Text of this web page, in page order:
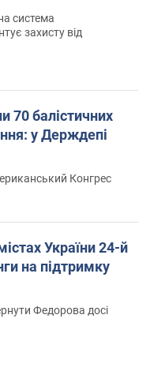
система
захисту від
70 балістичних
у Держдепі
Конгрес
України 24-й
на підтримку
Федорова досі